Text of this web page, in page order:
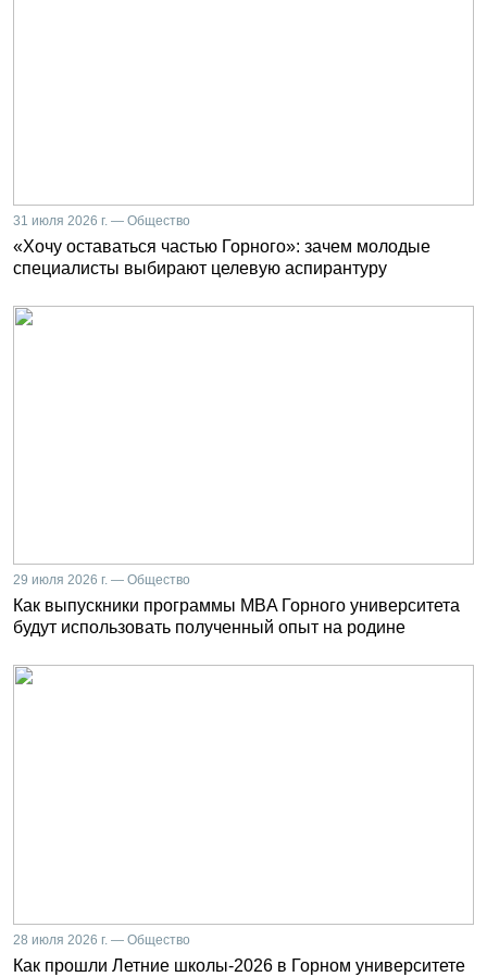
31 июля 2026 г. — Общество
«Хочу оставаться частью Горного»: зачем молодые
специалисты выбирают целевую аспирантуру
29 июля 2026 г. — Общество
Как выпускники программы MBA Горного университета
будут использовать полученный опыт на родине
28 июля 2026 г. — Общество
Как прошли Летние школы-2026 в Горном университете